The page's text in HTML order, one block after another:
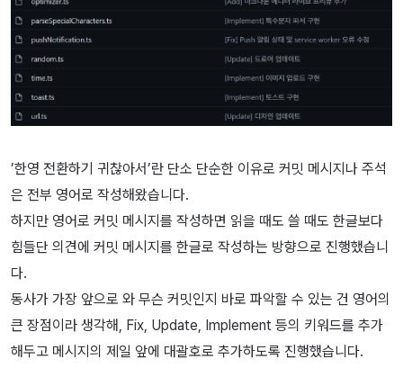
’한영 전환하기 귀찮아서’란 단소 단순한 이유로 커밋 메시지나 주석
은 전부 영어로 작성해왔습니다.
하지만 영어로 커밋 메시지를 작성하면 읽을 때도 쓸 때도 한글보다
힘들단 의견에 커밋 메시지를 한글로 작성하는 방향으로 진행했습니
다.
동사가 가장 앞으로 와 무슨 커밋인지 바로 파악할 수 있는 건 영어의
큰 장점이라 생각해, Fix, Update, Implement 등의 키워드를 추가
해두고 메시지의 제일 앞에 대괄호로 추가하도록 진행했습니다.